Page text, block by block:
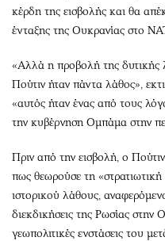
κέρδη της εισβολής και θα
ένταξης της Ουκρανίας στο
«Αλλά η προβολή της δυτικής
Πούτιν ήταν πάντα λάθος»,
«αυτός ήταν ένας από τους
την κυβέρνηση Ομπάμα στην
Πριν από την εισβολή, ο
πως θεωρούσε τη
ιστορικού λάθους,
διεκδικήσεις της Ρωσίας στην
γεωπολιτικές ενστάσεις του